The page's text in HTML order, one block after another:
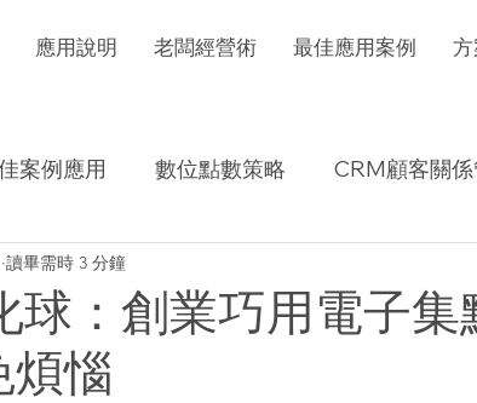
應用說明 老闆經營術 最佳應用案例
案例應用 數位點數策略 CRM顧客關
趨勢 交易報表怎麼看
球：創業巧用電子集
煩惱
讀畢需時 3 分鐘